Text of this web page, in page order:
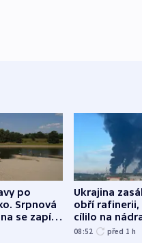
po
Srpnová
se zapíše
Ukrajina
obří rafinerii,
cílilo na
autobus
08:52 před 1 h